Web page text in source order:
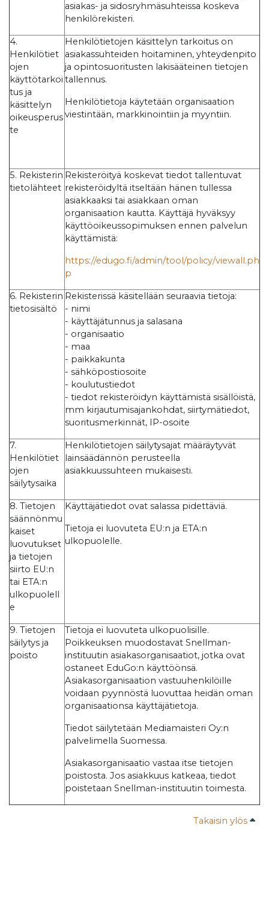
asiakas- ja sidosryhmäsuhteissa koskeva
henkilörekisteri.
4.
Henkilötiet
ojen
käyttötarkoi
tus ja
käsittelyn
oikeusperus
te
Henkilötietojen käsittelyn tarkoitus on
asiakassuhteiden hoitaminen, yhteydenpito
ja opintosuoritusten lakisääteinen tietojen
tallennus.
Henkilötietoja käytetään organisaation
viestintään, markkinointiin ja myyntiin.
5. Rekisterin
tietolähteet
Rekisteröityä koskevat tiedot tallentuvat
rekisteröidyltä itseltään hänen tullessa
asiakkaaksi tai asiakkaan oman
organisaation kautta. Käyttäjä hyväksyy
käyttöoikeussopimuksen ennen palvelun
käyttämistä:
https://edugo.fi/admin/tool/policy/viewall.ph
p
6. Rekisterin
tietosisältö
Rekisterissä käsitellään seuraavia tietoja:
- nimi
- käyttäjätunnus ja salasana
- organisaatio
- maa
- paikkakunta
- sähköpostiosoite
- koulutustiedot
- tiedot rekisteröidyn käyttämistä sisällöistä,
mm kirjautumisajankohdat, siirtymätiedot,
suoritusmerkinnät, IP-osoite
7.
Henkilötiet
ojen
säilytysaika
Henkilötietojen säilytysajat määräytyvät
lainsäädännön perusteella
asiakkuussuhteen mukaisesti.
8. Tietojen
säännönmu
kaiset
luovutukset
ja tietojen
siirto EU:n
tai ETA:n
ulkopuolell
e
Käyttäjätiedot ovat salassa pidettäviä.
Tietoja ei luovuteta EU:n ja ETA:n
ulkopuolelle.
9. Tietojen
säilytys ja
poisto
Tietoja ei luovuteta ulkopuolisille.
Poikkeuksen muodostavat Snellman-
instituutin asiakasorganisaatiot, jotka ovat
ostaneet EduGo:n käyttöönsä.
Asiakasorganisaation vastuuhenkilöille
voidaan pyynnöstä luovuttaa heidän oman
organisaationsa käyttäjätietoja.
Tiedot säilytetään Mediamaisteri Oy:n
palvelimella Suomessa.
Asiakasorganisaatio vastaa itse tietojen
poistosta. Jos asiakkuus katkeaa, tiedot
poistetaan Snellman-instituutin toimesta.
Takaisin ylös